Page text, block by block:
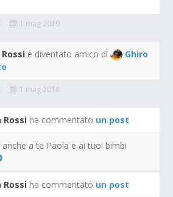
1 mag 2019
è diventato amico di
Ghiro
1 mag 2018
Rossi ha commentato un post
a te Paola e ai tuoi bimbi
Rossi ha commentato un post